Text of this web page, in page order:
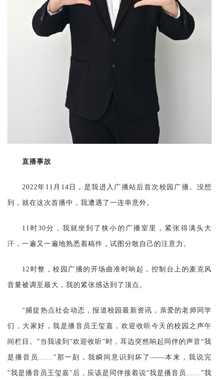
直播事故
2022年11月14日，是我进入广播站后首次校园广播。没想
到，就在这次首播中，我遭遇了一连串意外。
11时30分，我就坐到了狭小的广播室里，紧张得满头大
汗，一遍又一遍地熟悉着稿件，试图分散自己的注意力。
12时整，校园广播的开场曲准时响起，控制台上的麦克风
音量被调至最大，我的紧张感达到了顶点。
“捕捉热点社会动态，报道校园最新资讯，亲爱的老师同学
们，大家好，我是播音员王玺嘉，欢迎收听今天的校园之声午
间栏目。”当我读到“欢迎收听”时，耳边突然响起同伴的声音“我
是播音员……”那一刻，我瞬间意识到坏了——本来，我说完
“我是播音员王玺嘉”后，应该是同伴接着说“我是播音员……”我